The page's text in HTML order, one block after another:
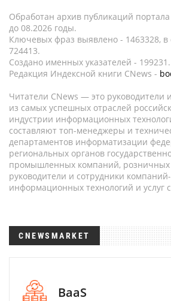
Обработан архив публикаций
до 08.2026 годы.
Ключевых фраз выявлено - 1463328, в
724413.
Создано именных указателей - 199231.
Редакция Индексной книги CNews -
Читатели CNews — это руководители
из самых успешных отраслей
индустрии информационных
составляют топ-менеджеры и
департаментов информатизации
региональных органов
промышленных компаний, розничных
руководители и сотрудники
информационных технологий и услуг
CNEWSMARKET
BaaS